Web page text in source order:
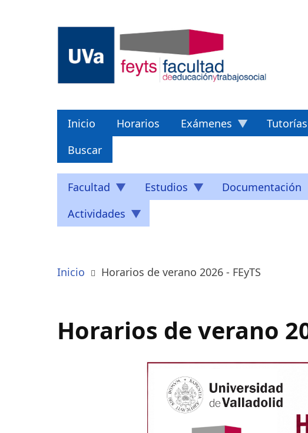
Inicio Horarios Exámenes Tutorías
Buscar
Facultad Estudios Documentación
Actividades
Inicio Horarios de verano 2026 - FEyTS
Horarios de verano